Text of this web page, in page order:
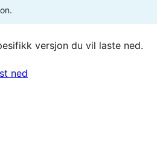
versjon du vil laste ned.
ned